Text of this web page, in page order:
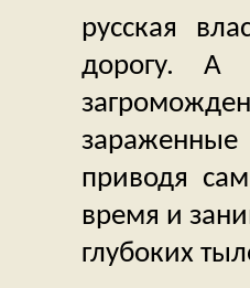
русская
дорогу. А
зараженные
приводя
время и
глубоких